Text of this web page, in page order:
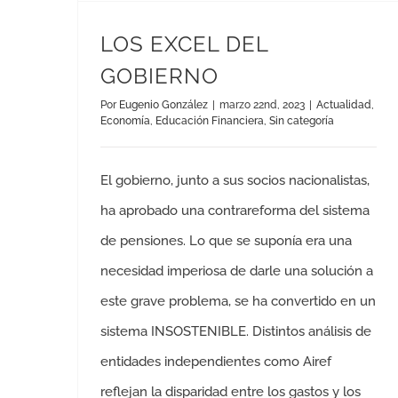
LOS EXCEL DEL
GOBIERNO
Por Eugenio González | marzo 22nd, 2023 | Actualidad
Economía Educación Financiera Sin categoría
El gobierno, junto a sus socios nacionalistas,
ha aprobado una contrareforma del sistema
de pensiones. Lo que se suponía era una
necesidad imperiosa de darle una solución a
este grave problema, se ha convertido en un
sistema INSOSTENIBLE. Distintos análisis de
entidades independientes como Airef
reflejan la disparidad entre los gastos y los